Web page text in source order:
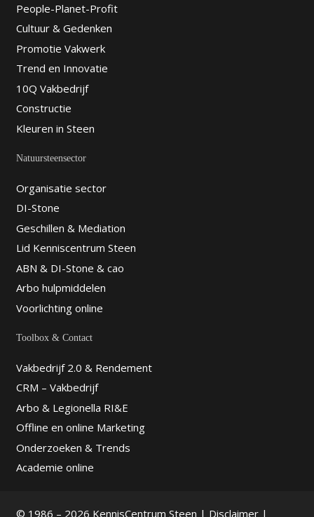
People-Planet-Profit
Cultuur & Gedenken
Promotie Vakwerk
Trend en Innovatie
10Q Vakbedrijf
Constructie
Kleuren in Steen
Natuursteensector
Organisatie sector
DI-Stone
Geschillen & Mediation
Lid Kenniscentrum Steen
ABN & DI-Stone & cao
Arbo hulpmiddelen
Voorlichting online
Toolbox & Contact
Vakbedrijf 2.0 & Rendement
CRM – Vakbedrijf
Arbo & Legionella RI&E
Offline en online Marketing
Onderzoeken & Trends
Academie online
© 1986 – 2026 KennisCentrum Steen | Disclaimer|